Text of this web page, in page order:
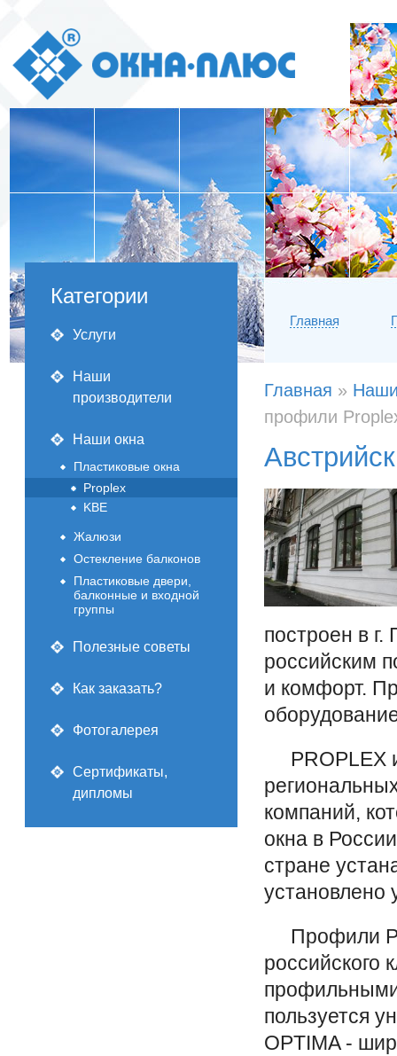
Категории
Услуги
Наши
производители
Наши окна
Пластиковые окна
Proplex
KBE
Жалюзи
Остекление балконов
Пластиковые двери,
балконные и входной
группы
Полезные советы
Как заказать?
Фотогалерея
Сертификаты,
дипломы
Главная
Главная »
профили
построен в г.
российским
и комфорт.
PROPLEX
компаний,
окна в
стране
установлено
Профили
российского
пользуется
OPTIMA -